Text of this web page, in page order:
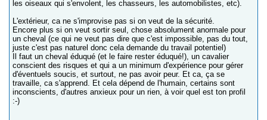
les oiseaux qui s'envolent, les chasseurs, les automobilistes, etc).
L'extérieur, ca ne s'improvise pas si on veut de la sécurité.
Encore plus si on veut sortir seul, chose absolument anormale pour
un cheval (ce qui ne veut pas dire que c'est impossible, pas du tout,
juste c'est pas naturel donc cela demande du travail potentiel)
Il faut un cheval éduqué (et le faire rester éduqué!), un cavalier
conscient des risques et qui a un minimum d'expérience pour gérer
d'éventuels soucis, et surtout, ne pas avoir peur. Et ca, ça se
travaille, ca s'apprend. Et cela dépend de l'humain, certains sont
inconscients, d'autres anxieux pour un rien, à voir quel est ton profil
:-)